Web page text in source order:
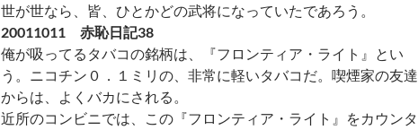
世が世なら、皆、ひとかどの武将になっていたであろう。
20011011 赤恥日記38
俺が吸ってるタバコの銘柄は、『フロンティア・ライト』とい
う。ニコチン０．１ミリの、非常に軽いタバコだ。喫煙家の友達
からは、よくバカにされる。
近所のコンビニでは、この『フロンティア・ライト』をカウンタ